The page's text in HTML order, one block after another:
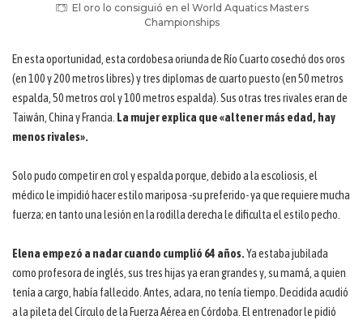
El oro lo consiguió en el World Aquatics Masters
Championships
En esta oportunidad, esta cordobesa oriunda de Río Cuarto cosechó dos oros
(en 100 y 200 metros libres) y tres diplomas de cuarto puesto (en 50 metros
espalda, 50 metros crol y 100 metros espalda). Sus otras tres rivales eran de
Taiwán, China y Francia. La mujer explica que «al tener más edad, hay
menos rivales».
Solo pudo competir en crol y espalda porque, debido a la escoliosis, el
médico le impidió hacer estilo mariposa -su preferido- ya que requiere mucha
fuerza; en tanto una lesión en la rodilla derecha le dificulta el estilo pecho.
Elena empezó a nadar cuando cumplió 64 años.Ya estaba jubilada
como profesora de inglés, sus tres hijas ya eran grandes y, su mamá, a quien
tenía a cargo, había fallecido. Antes, aclara, no tenía tiempo. Decidida acudió
a la pileta del Círculo de la Fuerza Aérea en Córdoba. El entrenador le pidió